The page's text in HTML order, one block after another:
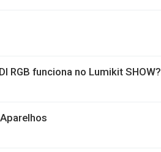
RGB funciona no Lumikit SHOW?